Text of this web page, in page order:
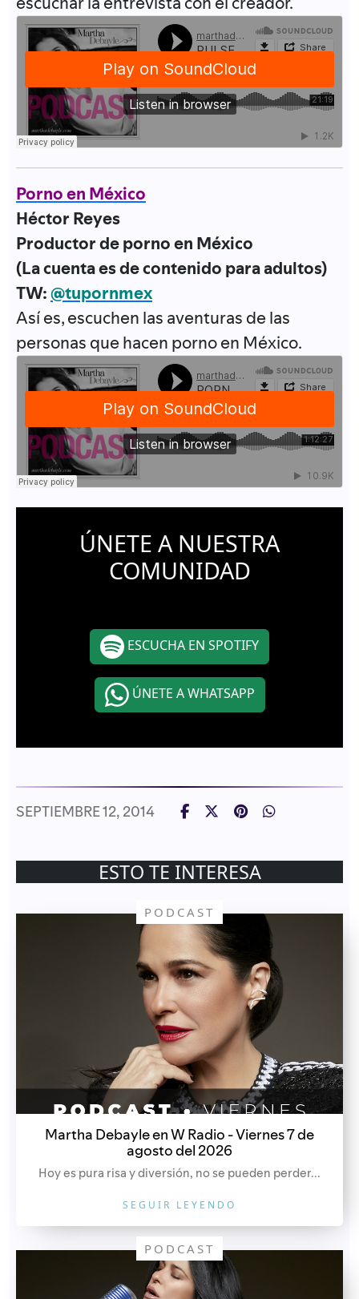
Porno en México
Héctor Reyes
Productor de porno en México
(La cuenta es de contenido para adultos)
TW:@tupornmex
Así es, escuchen las aventuras de las
personas que hacen porno en México.
ÚNETE A NUESTRA
COMUNIDAD
ESCUCHA EN SPOTIFY
ÚNETE A WHATSAPP
SEPTIEMBRE 12, 2014
ESTO TE INTERESA
PODCAST
Martha Debayle en W Radio - Viernes 7 de
agosto del 2026
Hoy es pura risa y diversión, no se pueden perder...
SEGUIR LEYENDO
PODCAST